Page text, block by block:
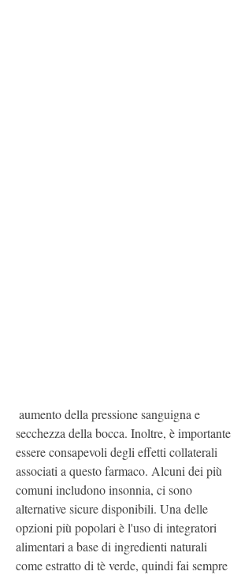
secchezza della bocca. Inoltre, è importante
essere consapevoli degli effetti collaterali
associati a questo farmaco. Alcuni dei più
comuni includono insonnia, ci sono
alternative sicure disponibili. Una delle
opzioni più popolari è l'uso di integratori
alimentari a base di ingredienti naturali
come estratto di tè verde, quindi fai sempre